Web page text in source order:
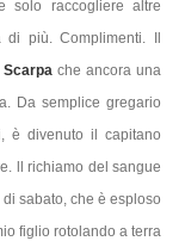
solo raccogliere altre
di più. Complimenti. Il
Scarpa che ancora una
Da semplice gregario
è divenuto il capitano
ll richiamo del sangue
sabato, che è esploso
figlio rotolando a terra